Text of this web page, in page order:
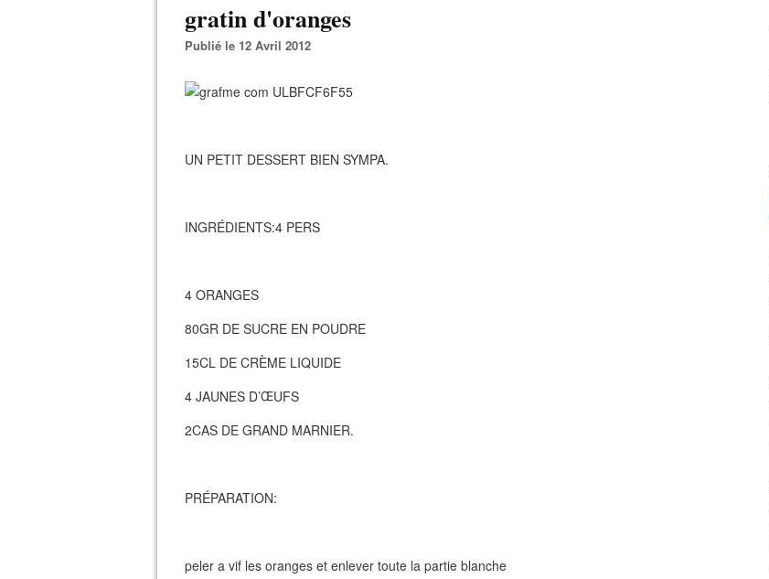
gratin d'oranges
Publié le 12 Avril 2012
UN PETIT DESSERT BIEN SYMPA.
INGRÉDIENTS:4 PERS
4 ORANGES
80GR DE SUCRE EN POUDRE
15CL DE CRÈME LIQUIDE
4 JAUNES D’ŒUFS
2CAS DE GRAND MARNIER.
PRÉPARATION:
peler a vif les oranges et enlever toute la partie blanche